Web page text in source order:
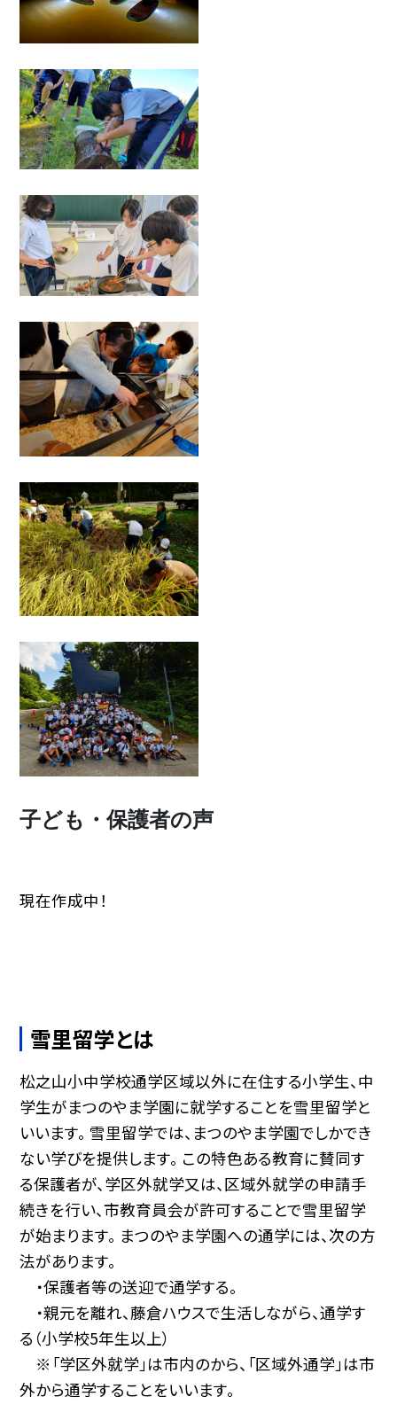
子ども・保護者の声
現在作成中！
雪里留学とは
松之山小中学校通学区域以外に在住する小学生、中
学生がまつのやま学園に就学することを雪里留学と
いいます。 雪里留学では、まつのやま学園でしかでき
ない学びを提供します。 この特色ある教育に賛同す
る保護者が、学区外就学又は、区域外就学の申請手
続きを行い、市教育員会が許可することで雪里留学
が始まります。 まつのやま学園への通学には、次の方
法があります。
・保護者等の送迎で通学する。
・親元を離れ、藤倉ハウスで生活しながら、通学す
る（小学校5年生以上）
※「学区外就学」は市内のから、「区域外通学」は市
外から通学することをいいます。